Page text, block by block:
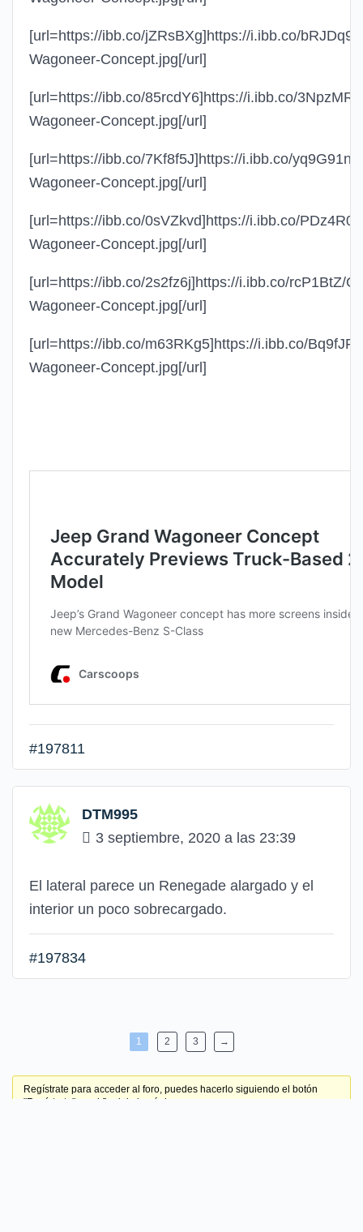
[url=https://ibb.co/jZRsBXg]https://i.ibb.co/
Wagoneer-Concept.jpg[/url]
[url=https://ibb.co/85rcdY6]https://i.ibb.co/
Wagoneer-Concept.jpg[/url]
[url=https://ibb.co/7Kf8f5J]https://i.ibb.co/yq9G91n/
Wagoneer-Concept.jpg[/url]
[url=https://ibb.co/0sVZkvd]https://i.ibb.co/
Wagoneer-Concept.jpg[/url]
[url=https://ibb.co/2s2fz6j]https://i.ibb.co/rcP1BtZ/
Wagoneer-Concept.jpg[/url]
[url=https://ibb.co/m63RKg5]https://i.ibb.co/
Wagoneer-Concept.jpg[/url]
#197811
DTM995
3 septiembre, 2020 a las 23:39
El lateral parece un Renegade alargado y el
interior un poco sobrecargado.
#197834
1 2 3 →
Regístrate para acceder al foro, puedes hacerlo siguiendo el botón
"Regístrate" en el final de la página.